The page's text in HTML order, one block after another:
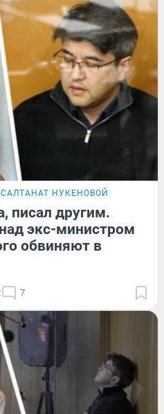
НУКЕНОВОЙ
писал другим.
экс-министром
обвиняют в
7